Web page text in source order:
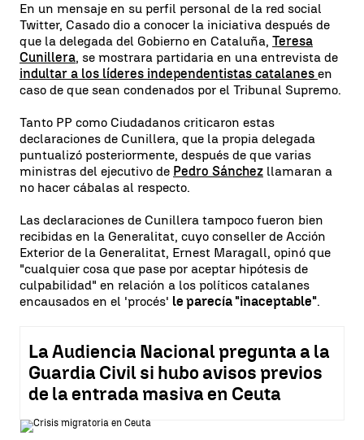
En un mensaje en su perfil personal de la red social
Twitter, Casado dio a conocer la iniciativa después de
que la delegada del Gobierno en Cataluña, Teresa
Cunillera, se mostrara partidaria en una entrevista de
indultar a los líderes independentistas catalanes en
caso de que sean condenados por el Tribunal Supremo.
Tanto PP como Ciudadanos criticaron estas
declaraciones de Cunillera, que la propia delegada
puntualizó posteriormente, después de que varias
ministras del ejecutivo de Pedro Sánchez llamaran a
no hacer cábalas al respecto.
Las declaraciones de Cunillera tampoco fueron bien
recibidas en la Generalitat, cuyo conseller de Acción
Exterior de la Generalitat, Ernest Maragall, opinó que
"cualquier cosa que pase por aceptar hipótesis de
culpabilidad" en relación a los políticos catalanes
encausados en el 'procés' le parecía "inaceptable".
La Audiencia Nacional pregunta a la
Guardia Civil si hubo avisos previos
de la entrada masiva en Ceuta